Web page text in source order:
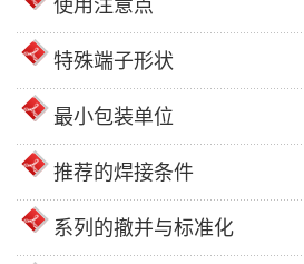
使用注意点
特殊端子形状
最小包装单位
推荐的焊接条件
系列的撤并与标准化